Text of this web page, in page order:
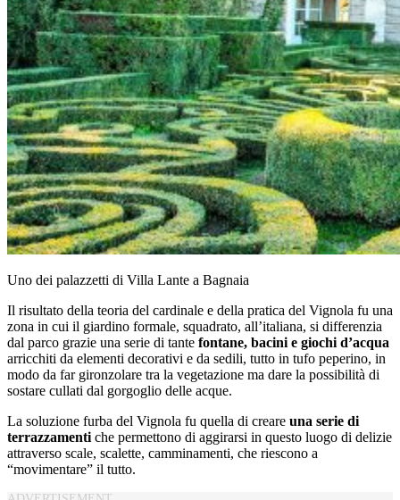
Uno dei palazzetti di Villa Lante a Bagnaia
Il risultato della teoria del cardinale e della pratica del Vignola fu una
zona in cui il giardino formale, squadrato, all’italiana, si differenzia
dal parco grazie una serie di tante fontane, bacini e giochi d’acqua
arricchiti da elementi decorativi e da sedili, tutto in tufo peperino, in
modo da far gironzolare tra la vegetazione ma dare la possibilità di
sostare cullati dal gorgoglio delle acque.
La soluzione furba del Vignola fu quella di creare una serie di
terrazzamenti che permettono di aggirarsi in questo luogo di delizie
attraverso scale, scalette, camminamenti, che riescono a
“movimentare” il tutto.